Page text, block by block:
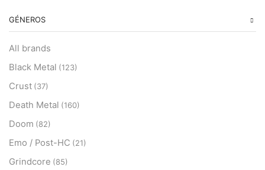
GÉNEROS
All brands
Black Metal (123)
Crust (37)
Death Metal (160)
Doom (82)
Emo / Post-HC (21)
Grindcore (85)